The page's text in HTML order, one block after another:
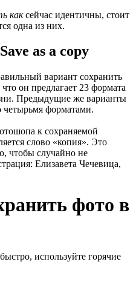
каксейчас идентичны, стоит
одна из них.
as a copy
вариант сохранить
он предлагает 23 формата
Предыдущие же варианты
четырьмя форматами.
к сохраняемой
слово «копия». Это
чтобы случайно не
Елизавета Чечевица,
фото в
используйте горячие